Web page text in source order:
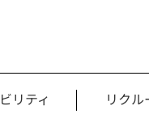
リティ リクル